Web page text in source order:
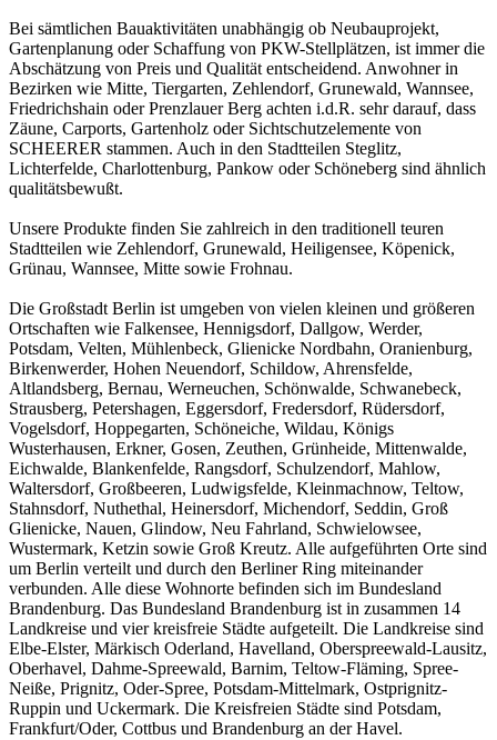
Bei sämtlichen Bauaktivitäten unabhängig ob Neubauprojekt,
Gartenplanung oder Schaffung von PKW-Stellplätzen, ist immer die
Abschätzung von Preis und Qualität entscheidend. Anwohner in
Bezirken wie Mitte, Tiergarten, Zehlendorf, Grunewald, Wannsee,
Friedrichshain oder Prenzlauer Berg achten i.d.R. sehr darauf, dass
Zäune, Carports, Gartenholz oder Sichtschutzelemente von
SCHEERER stammen. Auch in den Stadtteilen Steglitz,
Lichterfelde, Charlottenburg, Pankow oder Schöneberg sind ähnlich
qualitätsbewußt.
Unsere Produkte finden Sie zahlreich in den traditionell teuren
Stadtteilen wie Zehlendorf, Grunewald, Heiligensee, Köpenick,
Grünau, Wannsee, Mitte sowie Frohnau.
Die Großstadt Berlin ist umgeben von vielen kleinen und größeren
Ortschaften wie Falkensee, Hennigsdorf, Dallgow, Werder,
Potsdam, Velten, Mühlenbeck, Glienicke Nordbahn, Oranienburg,
Birkenwerder, Hohen Neuendorf, Schildow, Ahrensfelde,
Altlandsberg, Bernau, Werneuchen, Schönwalde, Schwanebeck,
Strausberg, Petershagen, Eggersdorf, Fredersdorf, Rüdersdorf,
Vogelsdorf, Hoppegarten, Schöneiche, Wildau, Königs
Wusterhausen, Erkner, Gosen, Zeuthen, Grünheide, Mittenwalde,
Eichwalde, Blankenfelde, Rangsdorf, Schulzendorf, Mahlow,
Waltersdorf, Großbeeren, Ludwigsfelde, Kleinmachnow, Teltow,
Stahnsdorf, Nuthethal, Heinersdorf, Michendorf, Seddin, Groß
Glienicke, Nauen, Glindow, Neu Fahrland, Schwielowsee,
Wustermark, Ketzin sowie Groß Kreutz. Alle aufgeführten Orte sind
um Berlin verteilt und durch den Berliner Ring miteinander
verbunden. Alle diese Wohnorte befinden sich im Bundesland
Brandenburg. Das Bundesland Brandenburg ist in zusammen 14
Landkreise und vier kreisfreie Städte aufgeteilt. Die Landkreise sind
Elbe-Elster, Märkisch Oderland, Havelland, Oberspreewald-Lausitz,
Oberhavel, Dahme-Spreewald, Barnim, Teltow-Fläming, Spree-
Neiße, Prignitz, Oder-Spree, Potsdam-Mittelmark, Ostprignitz-
Ruppin und Uckermark. Die Kreisfreien Städte sind Potsdam,
Frankfurt/Oder, Cottbus und Brandenburg an der Havel.